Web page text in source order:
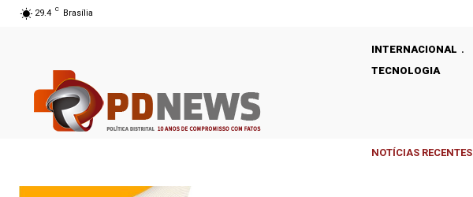
29.4 C Brasília
INTERNACIONAL
TECNOLOGIA
NOTÍCIAS RECENTES